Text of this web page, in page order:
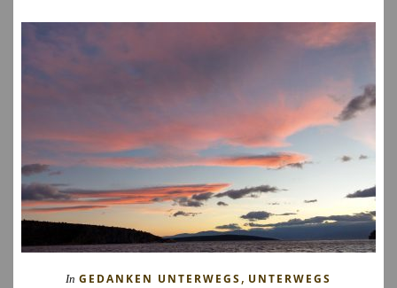
In GEDANKEN UNTERWEGS, UNTERWEGS